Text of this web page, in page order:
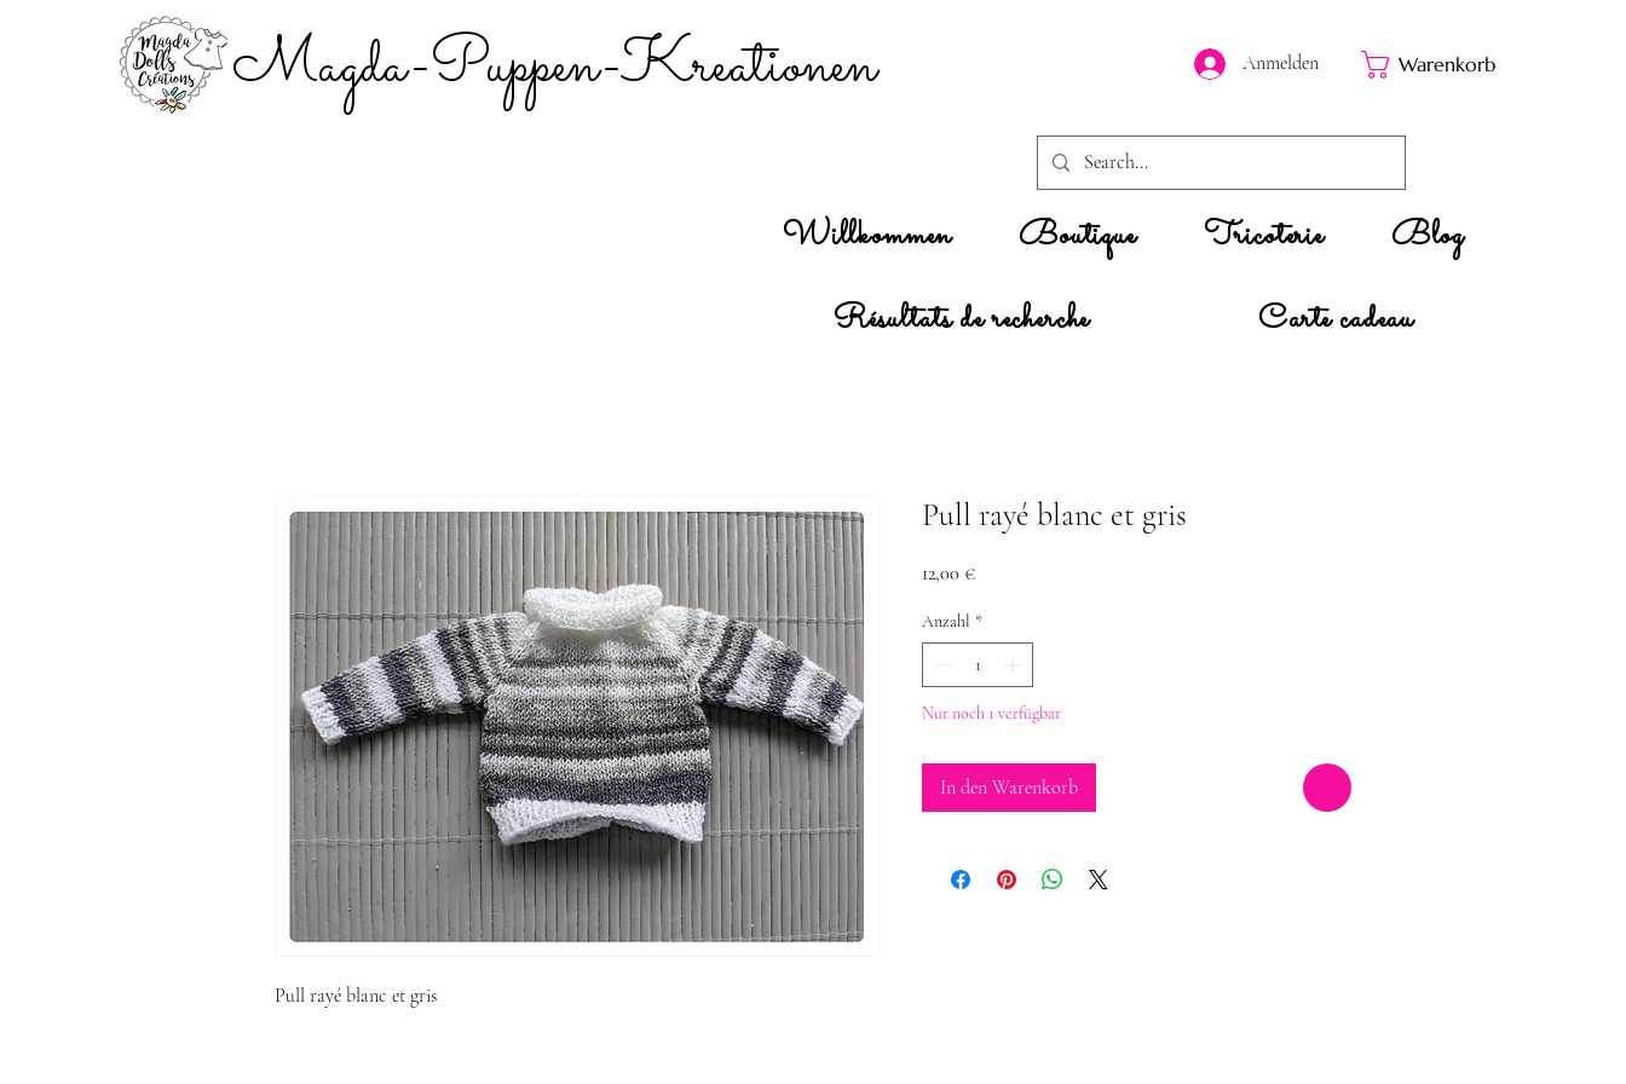
Magda-Puppen-Kreationen Anmelden Warenkorb
Willkommen Boutique Tricoterie
Blog
Résultats de recherche
Carte cadeau
Pull rayé blanc et gris
Pull rayé blanc et gris
12,00 €Preis
Anzahl *
Nur noch 1 verfügbar
In den Warenkorb